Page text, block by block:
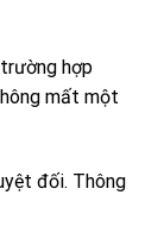
hợp
mất một
đối. Thông